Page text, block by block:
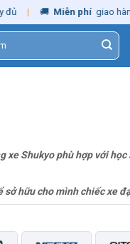
| 🚚 Miễn phí giao hàng
Shukyo phù hợp với
hữu cho mình chiếc xe